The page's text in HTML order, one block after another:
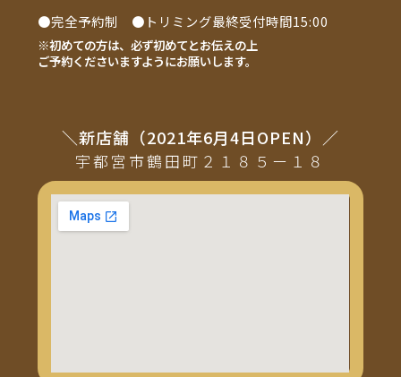
●完全予約制 ●トリミング最終受付時間15:00
※初めての方は、必ず初めてとお伝えの上
ご予約くださいますようにお願いします。
＼新店舗（2021年6月4日OPEN）／
宇都宮市鶴田町２１８５ー１８